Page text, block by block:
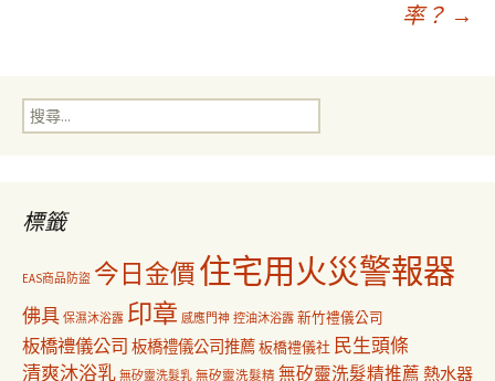
覽
率？ →
搜
尋
標籤
EAS商品防盜 今日金價住宅用火災警報器
佛具 保濕沐浴露 印章 感應門神 控油沐浴露 新竹禮儀公司
板橋禮儀公司 板橋禮儀公司推薦板橋禮儀社 民生頭條
清爽沐浴乳 無矽靈洗髮乳 無矽靈洗髮精 無矽靈洗髮精推薦 熱水器